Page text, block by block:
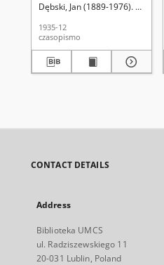
migracyjnym i
(październik/listopad/grudzień
1935)
Dębski, Jan (1889-1976). Red.
1935-12
czasopismo
CONTACT DETAILS
Address
Biblioteka UMCS
ul. Radziszewskiego 11
20-031 Lublin, Poland